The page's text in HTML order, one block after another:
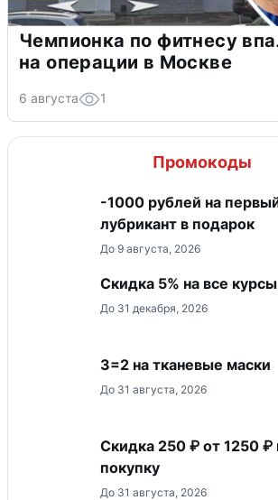
Чемпионка по фитнесу
на операции в Москве
6 августа 1
Промокоды
-1000 рублей на
лубрикант в подарок
До 9 августа, 2026
Скидка 5% на все курсы
До 31 декабря, 2026
3=2 на тканевые маски
До 31 августа, 2026
Скидка 250 ₽ от 1250 ₽
покупку
До 31 августа, 2026